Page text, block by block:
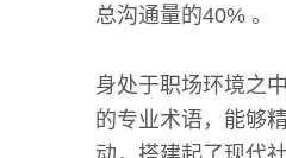
总沟通量的40% 。
身处于职场环境之
的专业术语，能够